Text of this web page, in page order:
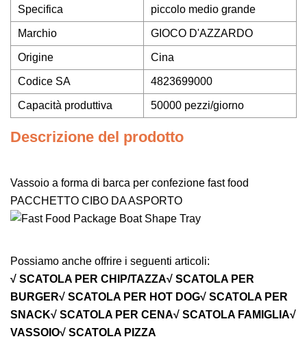
Specifica piccolo medio grande
Marchio GIOCO D'AZZARDO
Origine Cina
Codice SA 4823699000
Capacità produttiva 50000 pezzi/giorno
Descrizione del prodotto
Vassoio a forma di barca per confezione fast food
PACCHETTO CIBO DA ASPORTO
Possiamo anche offrire i seguenti articoli:
√ SCATOLA PER CHIP/TAZZA√ SCATOLA PER
BURGER√ SCATOLA PER HOT DOG√ SCATOLA PER
SNACK√ SCATOLA PER CENA√ SCATOLA FAMIGLIA√
VASSOIO√ SCATOLA PIZZA